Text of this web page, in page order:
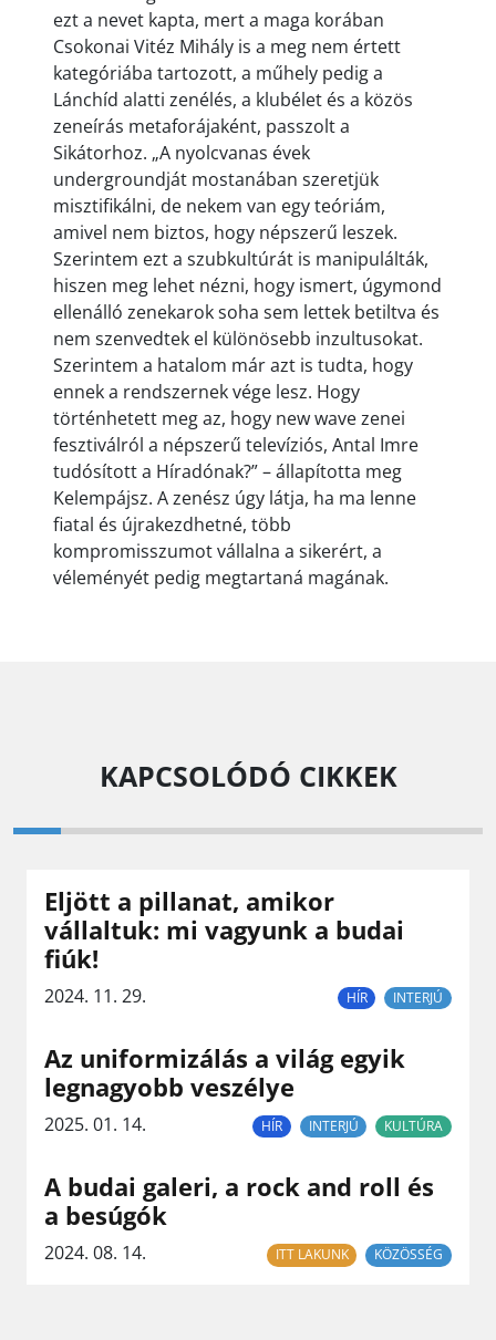
ezt a nevet kapta, mert a maga korában
Csokonai Vitéz Mihály is a meg nem értett
kategóriába tartozott, a műhely pedig a
Lánchíd alatti zenélés, a klubélet és a közös
zeneírás metaforájaként, passzolt a
Sikátorhoz. „A nyolcvanas évek
undergroundját mostanában szeretjük
misztifikálni, de nekem van egy teóriám,
amivel nem biztos, hogy népszerű leszek.
Szerintem ezt a szubkultúrát is manipulálták,
hiszen meg lehet nézni, hogy ismert, úgymond
ellenálló zenekarok soha sem lettek betiltva és
nem szenvedtek el különösebb inzultusokat.
Szerintem a hatalom már azt is tudta, hogy
ennek a rendszernek vége lesz. Hogy
történhetett meg az, hogy new wave zenei
fesztiválról a népszerű televíziós, Antal Imre
tudósított a Híradónak?” – állapította meg
Kelempájsz. A zenész úgy látja, ha ma lenne
fiatal és újrakezdhetné, több
kompromisszumot vállalna a sikerért, a
véleményét pedig megtartaná magának.
KAPCSOLÓDÓ CIKKEK
Eljött a pillanat, amikor
vállaltuk: mi vagyunk a budai
fiúk!
2024. 11. 29. HÍR INTERJÚ
Az uniformizálás a világ egyik
legnagyobb veszélye
2025. 01. 14. HÍR INTERJÚ KULTÚRA
A budai galeri, a rock and roll és
a besúgók
2024. 08. 14. ITT LAKUNK KÖZÖSSÉG